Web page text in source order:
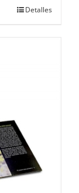
Detalles